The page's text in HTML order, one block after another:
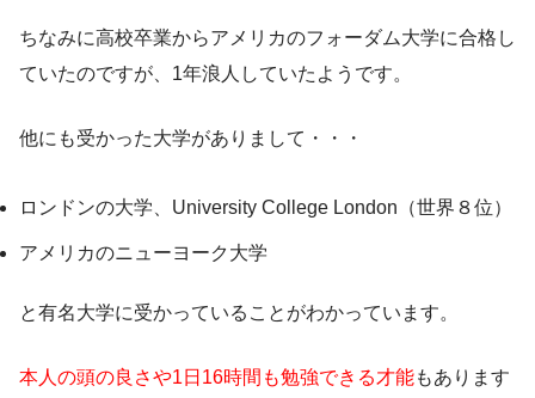
ちなみに高校卒業からアメリカのフォーダム大学に合格し
ていたのですが、1年浪人していたようです。
他にも受かった大学がありまして・・・
ロンドンの大学、University College London（世界８位）
アメリカのニューヨーク大学
と有名大学に受かっていることがわかっています。
本人の頭の良さや1日16時間も勉強できる才能もあります